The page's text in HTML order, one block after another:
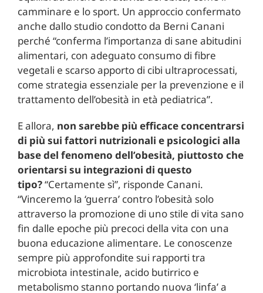
camminare e lo sport. Un approccio confermato
anche dallo studio condotto da Berni Canani
perché “conferma l’importanza di sane abitudini
alimentari, con adeguato consumo di fibre
vegetali e scarso apporto di cibi ultraprocessati,
come strategia essenziale per la prevenzione e il
trattamento dell’obesità in età pediatrica”.
E allora, non sarebbe più efficace concentrarsi
di più sui fattori nutrizionali e psicologici alla
base del fenomeno dell’obesità, piuttosto che
orientarsi su integrazioni di questo
tipo?“Certamente sì”, risponde Canani.
“Vinceremo la ‘guerra’ contro l’obesità solo
attraverso la promozione di uno stile di vita sano
fin dalle epoche più precoci della vita con una
buona educazione alimentare. Le conoscenze
sempre più approfondite sui rapporti tra
microbiota intestinale, acido butirrico e
metabolismo stanno portando nuova ‘linfa’ a